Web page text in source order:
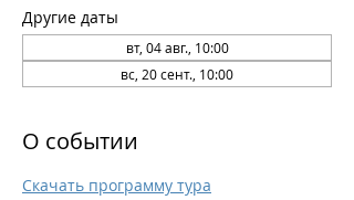
Другие даты
вт, 04 авг., 10:00
вс, 20 сент., 10:00
О событии
Скачать программу тура